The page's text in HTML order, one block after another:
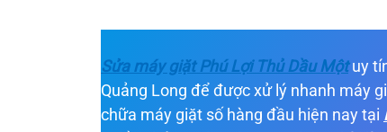
Sửa máy giặt Phú Lợi Thủ Dầu Một uy
Quảng Long để được xử lý nhanh máy
chữa máy giặt số hàng đầu hiện nay tại